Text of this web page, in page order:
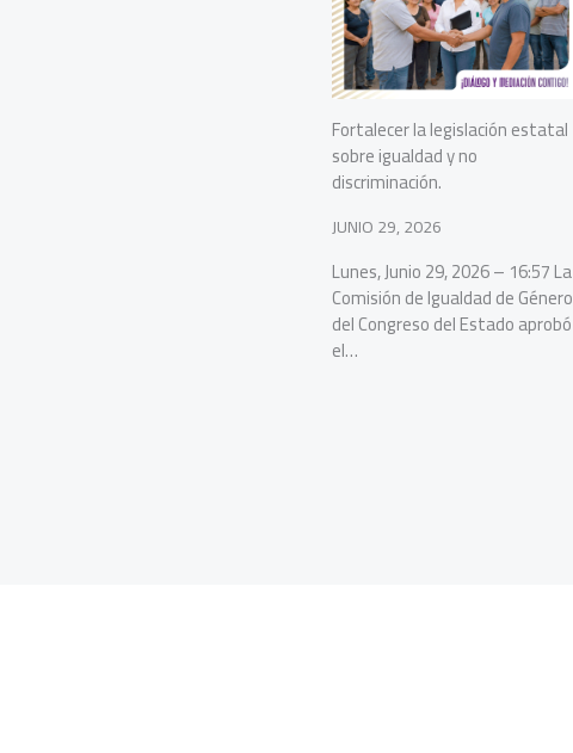
Fortalecer la legislación estatal
sobre igualdad y no
discriminación.
JUNIO 29, 2026
Lunes, Junio 29, 2026 – 16:57 La
Comisión de Igualdad de Género
del Congreso del Estado aprobó
el…